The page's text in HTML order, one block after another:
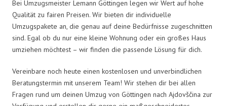
Bei Umzugsmeister Lemann Göttingen legen wir Wert auf hohe
Qualität zu fairen Preisen. Wir bieten dir individuelle
Umzugspakete an, die genau auf deine Bedürfnisse zugeschnitten
sind. Egal ob du nur eine kleine Wohnung oder ein großes Haus
umziehen möchtest – wir finden die passende Lösung für dich.
Vereinbare noch heute einen kostenlosen und unverbindlichen
Beratungstermin mit unserem Team! Wir stehen dir bei allen
Fragen rund um deinen Umzug von Göttingen nach Ajdovščina zur